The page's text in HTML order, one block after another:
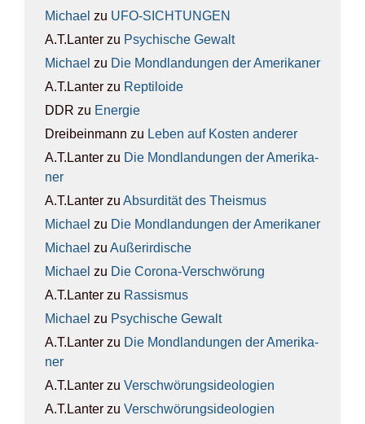
Michael zu UFO-SICH­TUN­GEN
A.T.Lanter zu Psy­chi­sche Gewalt
Michael zu Die Mond­lan­dun­gen der Ame­ri­ka­ner
A.T.Lanter zu Rep­ti­lo­ide
DDR zu Ener­gie
Dreibeinmann zu Leben auf Kos­ten ande­rer
A.T.Lanter zu Die Mond­lan­dun­gen der Ame­ri­ka­
ner
A.T.Lanter zu Absur­di­tät des The­is­mus
Michael zu Die Mond­lan­dun­gen der Ame­ri­ka­ner
Michael zu Außer­ir­di­sche
Michael zu Die Coro­na-Ver­schwö­rung
A.T.Lanter zu Ras­sis­mus
Michael zu Psy­chi­sche Gewalt
A.T.Lanter zu Die Mond­lan­dun­gen der Ame­ri­ka­
ner
A.T.Lanter zu Ver­schwö­rungs­ideo­lo­gien
A.T.Lanter zu Ver­schwö­rungs­ideo­lo­gien